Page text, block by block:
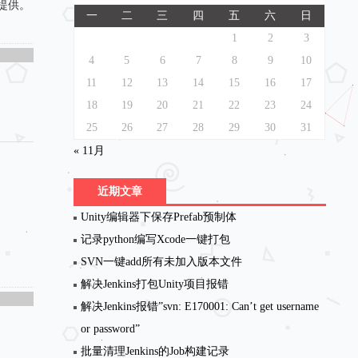
供。
一
二 三 四 五 六
日
1
2
3
4
5 6 7 8 9
10
11
12 13 14 15 16
17
18
19 20 21 22 23
24
25
26 27 28 29 30
31
« 11月
近期文章
Unity编辑器下保存Prefab预制体
记录python编写Xcode一键打包
SVN一键add所有未加入版本文件
解决Jenkins打包Unity项目报错
解决Jenkins报错”svn: E170001: Can’t get username
or password”
批量清理Jenkins的Job构建记录